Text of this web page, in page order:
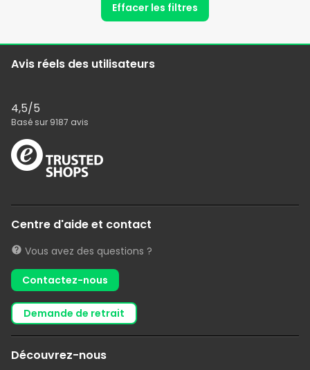
Effacer les filtres
Avis réels des utilisateurs
4,5/5
Basé sur 9187 avis
Centre d'aide et contact
Vous avez des questions ?
Contactez-nous
demande de retrait
Découvrez-nous